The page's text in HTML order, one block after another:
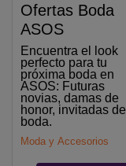
Ofertas Boda
ASOS
Encuentra el look
perfecto para tu
próxima boda en
ASOS: Futuras
novias, damas de
honor, invitadas de
boda.
Moda y Accesorios